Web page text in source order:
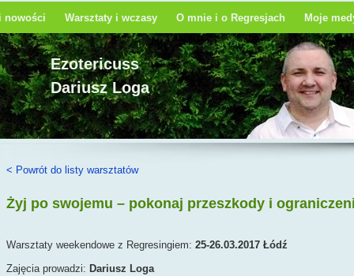
nowości Warsztaty i wczasy O mnie i o Regresjach Moje
Ezotericuss
Dariusz Loga
< Powrót do listy warsztatów
Żyj po swojemu – pokonaj przeszkody i
Warsztaty weekendowe z Regresingiem: 25-26.03.2017 Łódź
Zajęcia prowadzi: Dariusz Loga